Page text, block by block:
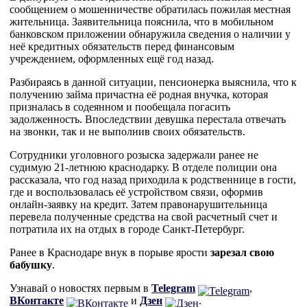
сообщением о мошенничестве обратилась пожилая местная
жительница. Заявительница пояснила, что в мобильном
банковском приложении обнаружила сведения о наличии у
неё кредитных обязательств перед финансовым
учреждением, оформленных ещё год назад.
Разбираясь в данной ситуации, пенсионерка выяснила, что к
получению займа причастна её родная внучка, которая
призналась в содеянном и пообещала погасить
задолженность. Впоследствии девушка перестала отвечать
на звонки, так и не выполнив своих обязательств.
Сотрудники уголовного розыска задержали ранее не
судимую 21-летнюю краснодарку. В отделе полиции она
рассказала, что год назад приходила к родственнице в гости,
где и воспользовалась её устройством связи, оформив
онлайн-заявку на кредит. Затем правонарушительница
перевела полученные средства на свой расчетный счет и
потратила их на отдых в городе Санкт-Петербург.
Ранее в Краснодаре внук в порыве ярости зарезал свою
бабушку.
Узнавай о новостях первым в Telegram
,
ВКонтакте
и Дзен .